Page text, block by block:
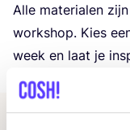
Alle mate­ri­a­len
work­shop. Kies
week en laat je